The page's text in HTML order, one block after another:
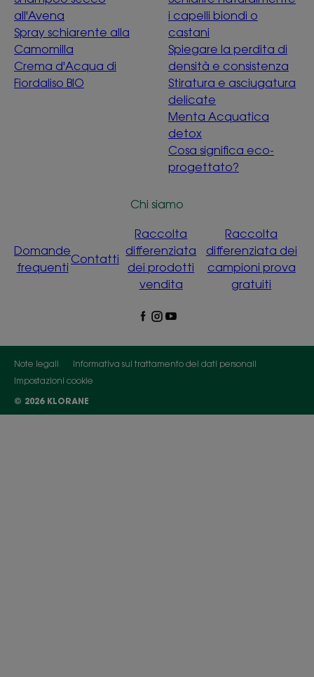
all'Avena
Spray schiarente alla
Camomilla
Crema d'Acqua di
Fiordaliso BIO
i capelli biondi o
castani
Spiegare la perdita di
densità e consistenza
Stiratura e asciugatura
delicate
Menta Acquatica
detox
Cosa significa eco-
progettato?
Chi siamo
Domande
frequenti
Contatti
Raccolta
differenziata
dei prodotti
vendita
Raccolta
differenziata dei
campioni prova
gratuiti
Note legali
Informativa sul trattamento dei dati personali
Impostazioni cookie
© 2026 KLORANE